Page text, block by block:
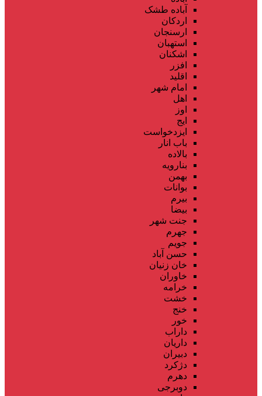
آباده طشک
اردکان
ارسنجان
استهبان
اشکنان
افزر
اقلید
امام شهر
اهل
اوز
ایج
ایزدخواست
باب انار
بالاده
بنارویه
بهمن
بوانات
بیرم
بیضا
جنت شهر
جهرم
جویم
حسن آباد
خان زنیان
خاوران
خرامه
خشت
خنج
خور
داراب
داریان
دبیران
دژکرد
دهرم
دوبرجی